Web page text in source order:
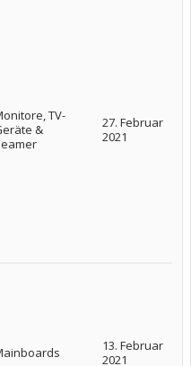
TV-
&
27. Februar
2021
13. Februar
2021